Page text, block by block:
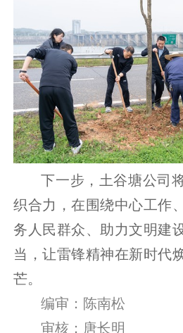
下一步，土谷塘公司
织合力，在围绕中心工作
务人民群众、助力文明建
当，让雷锋精神在新时代
芒。
编审：陈南松
审核：唐长明